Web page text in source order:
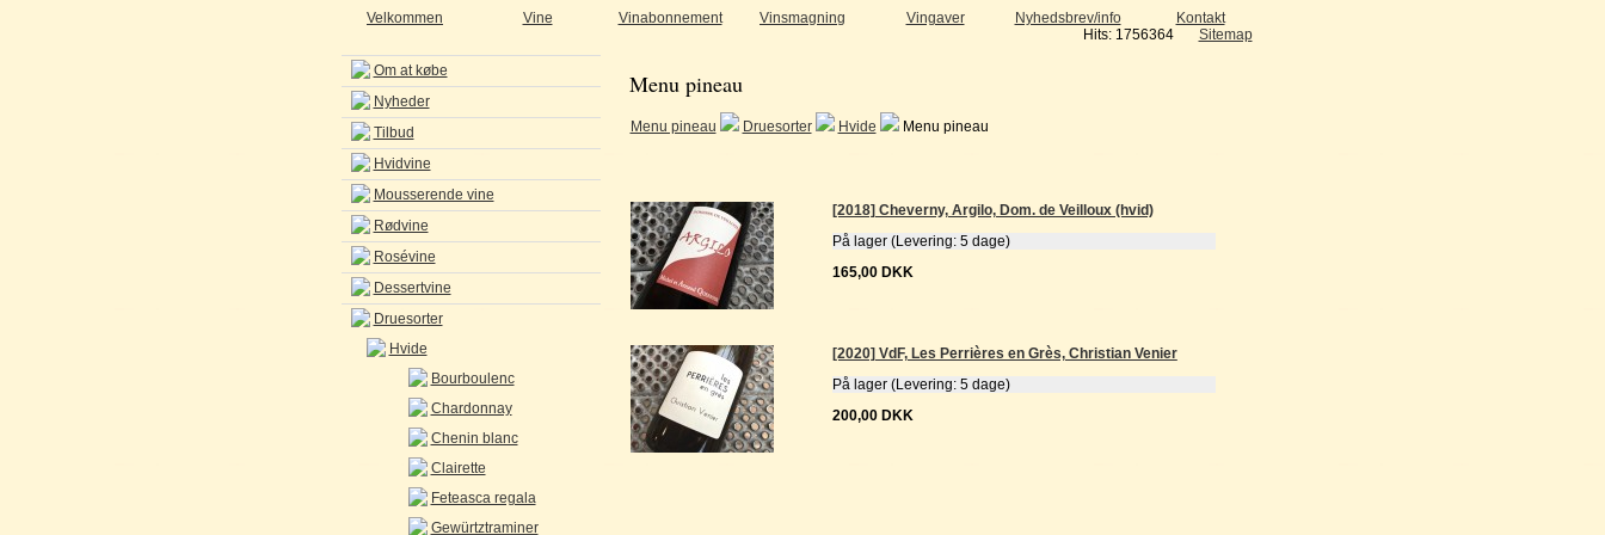
Velkommen Vine Vinabonnement Vinsmagning Vingaver Nyhedsbrev/info
Kontakt
Hits: 1756364
Sitemap
Om at købe
Nyheder
Tilbud
Hvidvine
Mousserende vine
Rødvine
Rosévine
Dessertvine
Druesorter
Hvide
Bourboulenc
Chardonnay
Chenin blanc
Clairette
Feteasca regala
Gewürtztraminer
Menu pineau
Menu pineau Druesorter Hvide Menu pineau
[2018] Cheverny, Argilo, Dom. de Veilloux (hvid)
På lager (Levering: 5 dage)
165,00 DKK
[2020] VdF, Les Perrières en Grès, Christian Venier
På lager (Levering: 5 dage)
200,00 DKK